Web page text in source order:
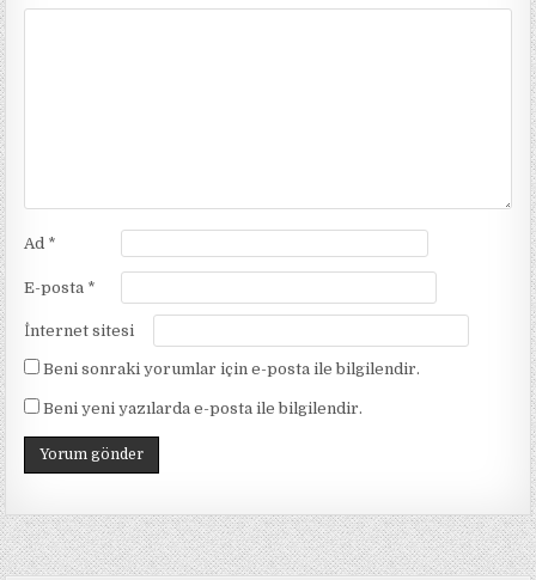
Ad *
E-posta *
İnternet sitesi
Beni sonraki yorumlar için e-posta ile bilgilendir.
Beni yeni yazılarda e-posta ile bilgilendir.